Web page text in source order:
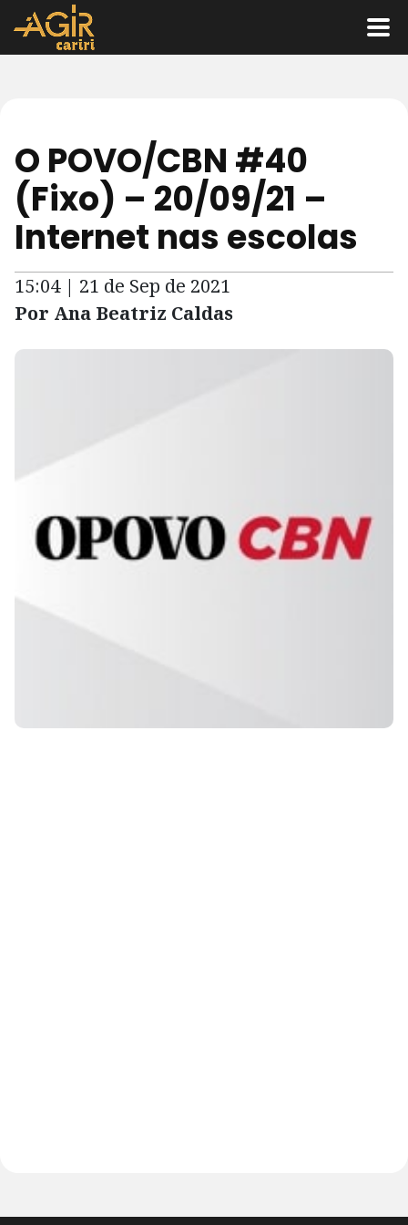
O POVO/CBN #40
(Fixo) – 20/09/21 –
Internet nas escolas
15:04 | 21 de Sep de 2021
Por Ana Beatriz Caldas